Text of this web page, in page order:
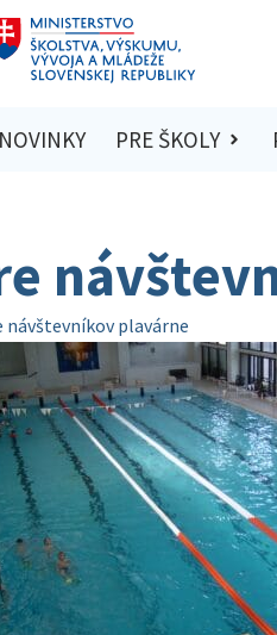
NOVINKY PRE ŠKOLY
plavárne